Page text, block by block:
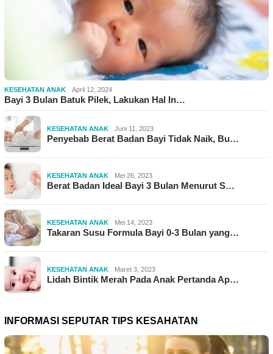
KESEHATAN ANAK April 12, 2024
Bayi 3 Bulan Batuk Pilek, Lakukan Hal In…
KESEHATAN ANAK Juni 11, 2023
Penyebab Berat Badan Bayi Tidak Naik, Bu…
KESEHATAN ANAK Mei 26, 2023
Berat Badan Ideal Bayi 3 Bulan Menurut S…
KESEHATAN ANAK Mei 14, 2023
Takaran Susu Formula Bayi 0-3 Bulan yang…
KESEHATAN ANAK Maret 3, 2023
Lidah Bintik Merah Pada Anak Pertanda Ap…
INFORMASI SEPUTAR TIPS KESAHATAN